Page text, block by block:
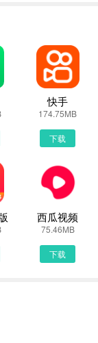
险提醒，为您的
保护手机安全，摆
不再成为随身的窃
圾短信过滤、监听
全登录、支付安全
一线守护您的隐私
接！有手机端直接
机网页怎么下载最
快手
174.75MB
下载
西瓜视频
75.46MB
下载